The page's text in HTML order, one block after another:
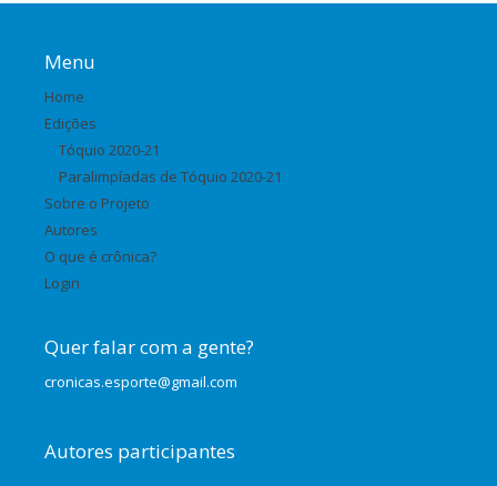
Menu
Home
Edições
Tóquio 2020-21
Paralimpíadas de Tóquio 2020-21
Sobre o Projeto
Autores
O que é crônica?
Login
Quer falar com a gente?
cronicas.esporte@gmail.com
Autores participantes